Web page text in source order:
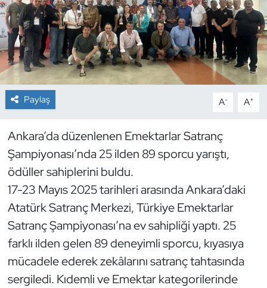
Paylaş A- A+
Ankara’da düzenlenen Emektarlar Satranç
Şampiyonası’nda 25 ilden 89 sporcu yarıştı,
ödüller sahiplerini buldu.
17-23 Mayıs 2025 tarihleri arasında Ankara’daki
Atatürk Satranç Merkezi, Türkiye Emektarlar
Satranç Şampiyonası’na ev sahipliği yaptı. 25
farklı ilden gelen 89 deneyimli sporcu, kıyasıya
mücadele ederek zekâlarını satranç tahtasında
sergiledi. Kıdemli ve Emektar kategorilerinde
Cimnastik
Curling
Dağcılık
Dans Sporları
Dövüş Sanatı
E-Spor
Eskrim
Futbol
Futsal
Genel